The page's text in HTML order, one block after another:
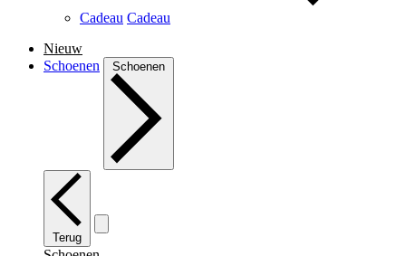
Cadeau Cadeau
Nieuw
Schoenen
Schoenen
Terug